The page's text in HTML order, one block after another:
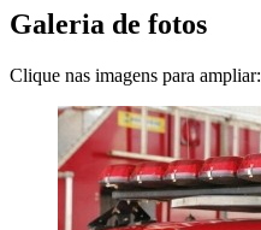
Galeria de fotos
Clique nas imagens para ampliar: